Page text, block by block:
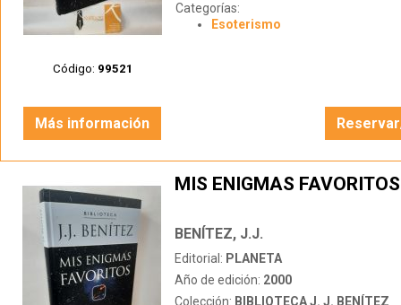
Código: 99521
Categorías:
Esoterismo
Más información
MIS ENIGMAS FAVORITOS
BENÍTEZ, J.J.
Editorial: PLANETA
Año de edición: 2000
Colección: BIBLIOTECA J. J. BENÍTEZ